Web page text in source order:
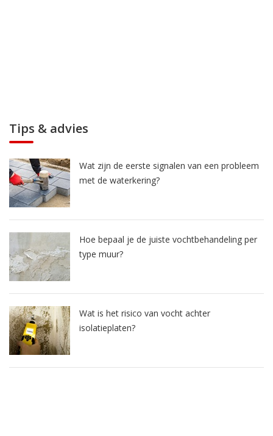
Tips & advies
Wat zijn de eerste signalen van een probleem
met de waterkering?
Hoe bepaal je de juiste vochtbehandeling per
type muur?
Wat is het risico van vocht achter
isolatieplaten?